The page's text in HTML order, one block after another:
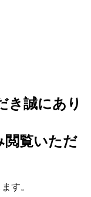
き誠にあり
閲覧いただ
す。